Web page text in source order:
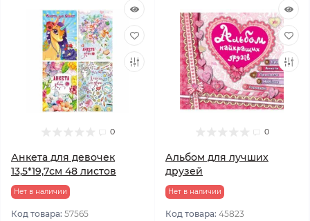
0
Анкета для девочек
13,5*19,7см 48 листов
Нет в наличии
Код товара: 57565
0
Альбом для лучших
друзей
Нет в наличии
Код товара: 45823